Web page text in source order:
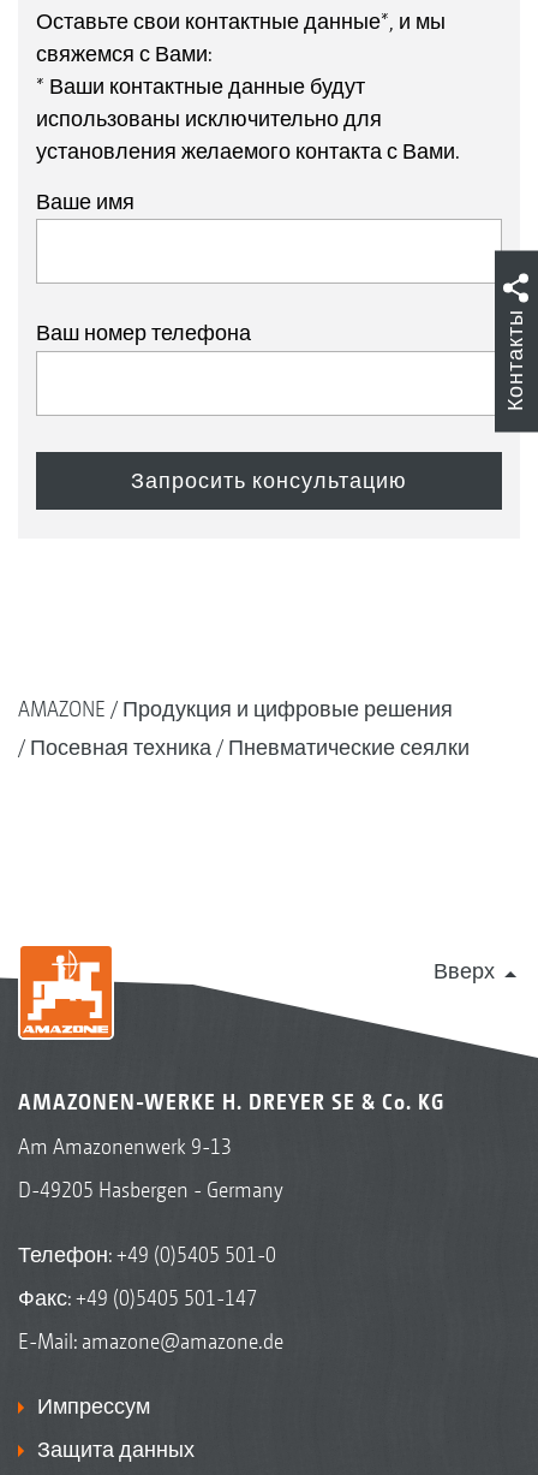
Оставьте свои контактные данные*, и мы
свяжемся с Вами:
* Ваши контактные данные будут
использованы исключительно для
установления желаемого контакта с Вами.
Ваше имя
Ваш номер телефона
AMAZONE
Продукция и цифровые решения
Посевная техника
Пневматические сеялки
Вверх
AMAZONEN-WERKE H. DREYER SE & Co. KG
Am Amazonenwerk 9-13
D-49205 Hasbergen - Germany
Телефон:+49 (0)5405 501-0
Факс: +49 (0)5405 501-147
E-Mail: amazone@amazone.de
Импрессум
Защита данных
Контакты